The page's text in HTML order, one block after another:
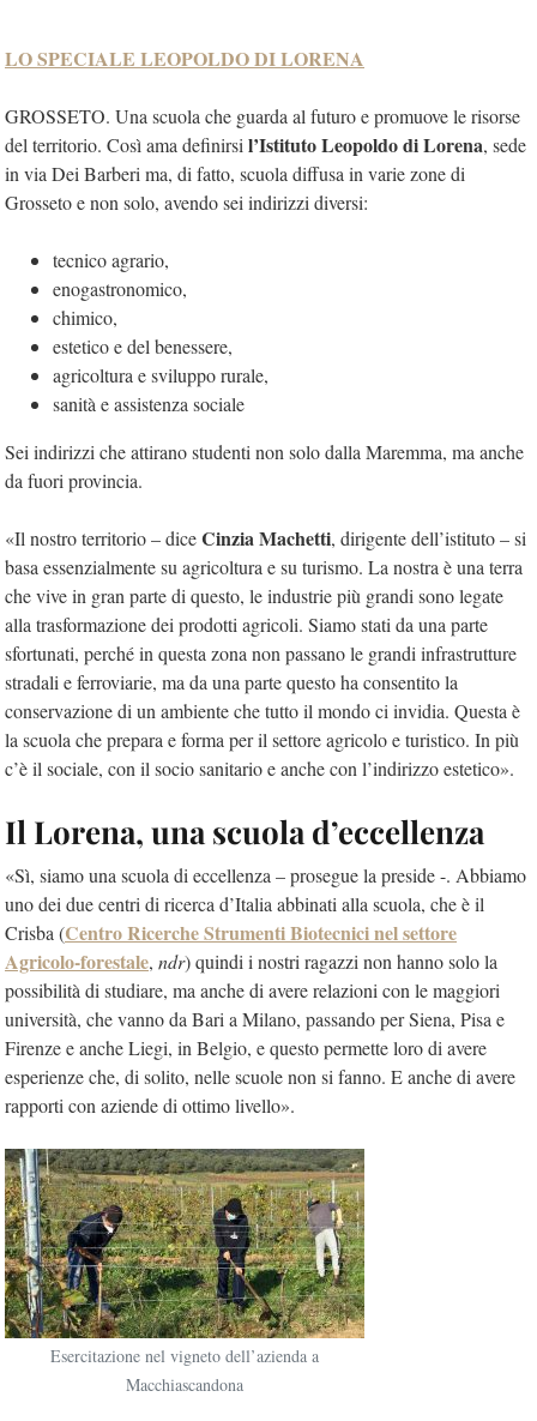
LO SPECIALE LEOPOLDO DI LORENA
GROSSETO. Una scuola che guarda al futuro e promuove le risorse
del territorio. Così ama definirsi l’Istituto Leopoldo di Lorena, sede
in via Dei Barberi ma, di fatto, scuola diffusa in varie zone di
Grosseto e non solo, avendo sei indirizzi diversi:
tecnico agrario,
enogastronomico,
chimico,
estetico e del benessere,
agricoltura e sviluppo rurale,
sanità e assistenza sociale
Sei indirizzi che attirano studenti non solo dalla Maremma, ma anche
da fuori provincia.
«Il nostro territorio – diceCinzia Machetti, dirigente dell’istituto – si
basa essenzialmente su agricoltura e su turismo. La nostra è una terra
che vive in gran parte di questo, le industrie più grandi sono legate
alla trasformazione dei prodotti agricoli. Siamo stati da una parte
sfortunati, perché in questa zona non passano le grandi infrastrutture
stradali e ferroviarie, ma da una parte questo ha consentito la
conservazione di un ambiente che tutto il mondo ci invidia. Questa è
la scuola che prepara e forma per il settore agricolo e turistico. In più
c’è il sociale, con il socio sanitario e anche con l’indirizzo estetico».
Il Lorena, una scuola d’eccellenza
«Sì, siamo una scuola di eccellenza – prosegue la preside -. Abbiamo
uno dei due centri di ricerca d’Italia abbinati alla scuola, che è il
Crisba (Centro Ricerche Strumenti Biotecnici nel settore
Agricolo-forestale, ndr) quindi i nostri ragazzi non hanno solo la
possibilità di studiare, ma anche di avere relazioni con le maggiori
università, che vanno da Bari a Milano, passando per Siena, Pisa e
Firenze e anche Liegi, in Belgio, e questo permette loro di avere
esperienze che, di solito, nelle scuole non si fanno. E anche di avere
rapporti con aziende di ottimo livello».
Esercitazione nel vigneto dell’azienda a
Macchiascandona